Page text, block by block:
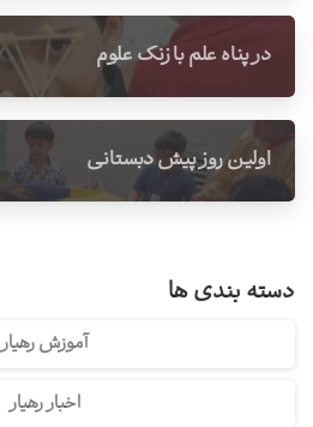
در پناه علم با زنگ علوم
اولین روز پیش دبستانی
دسته بندی ها
آموزش رهیار
اخبار رهیار